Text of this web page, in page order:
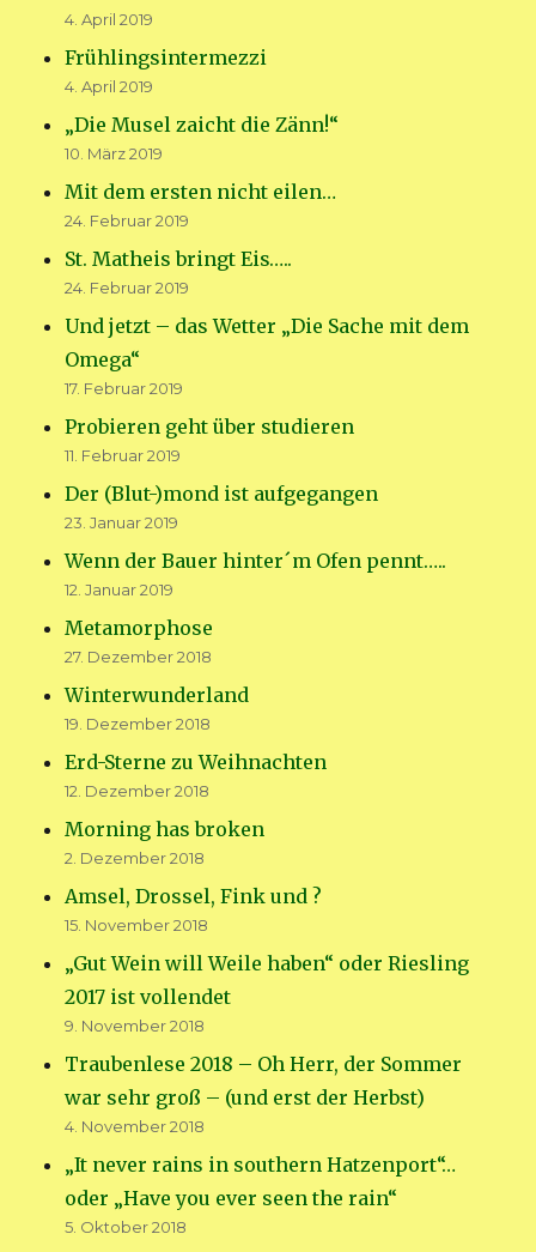
4. April 2019
Frühlingsintermezzi
4. April 2019
„Die Musel zaicht die Zänn!“
10. März 2019
Mit dem ersten nicht eilen…
24. Februar 2019
St. Matheis bringt Eis…..
24. Februar 2019
Und jetzt – das Wetter „Die Sache mit dem
Omega“
17. Februar 2019
Probieren geht über studieren
11. Februar 2019
Der (Blut-)mond ist aufgegangen
23. Januar 2019
Wenn der Bauer hinter´m Ofen pennt…..
12. Januar 2019
Metamorphose
27. Dezember 2018
Winterwunderland
19. Dezember 2018
Erd-Sterne zu Weihnachten
12. Dezember 2018
Morning has broken
2. Dezember 2018
Amsel, Drossel, Fink und ?
15. November 2018
„Gut Wein will Weile haben“ oder Riesling
2017 ist vollendet
9. November 2018
Traubenlese 2018 – Oh Herr, der Sommer
war sehr groß – (und erst der Herbst)
4. November 2018
„It never rains in southern Hatzenport“…
oder „Have you ever seen the rain“
5. Oktober 2018